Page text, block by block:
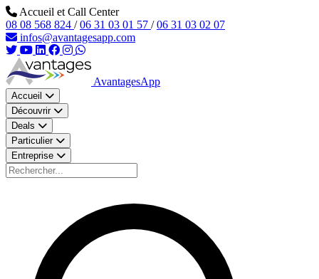
Aller au contenu principal
Accueil et Call Center
08 08 568 824 / 06 31 03 01 57 / 06 31 03 02 07
infos@avantagesapp.com
AvantagesApp
Accueil
Découvrir
Deals
Particulier
Entreprise